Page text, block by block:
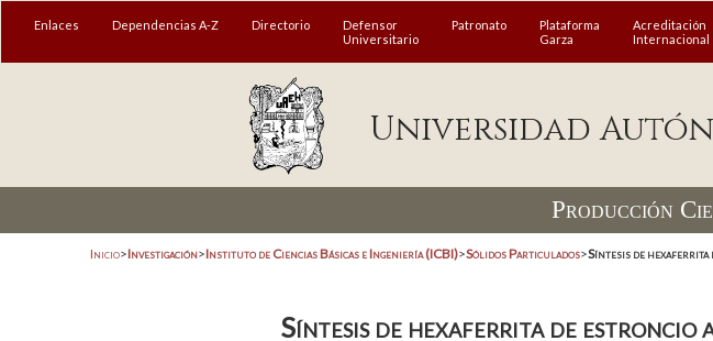
Enlaces Dependencias A-Z Directorio
Defensor
Universitario
Patronato
Plataforma
Garza
Acreditación
Internacional
Universidad
Producción
Inicio>Investigación>Instituto de Ciencias Básicas e Ingeniería (ICBI)>Sólidos Particulados>Síntesis de hexaferrita
Síntesis de hexaferrita de estroncio